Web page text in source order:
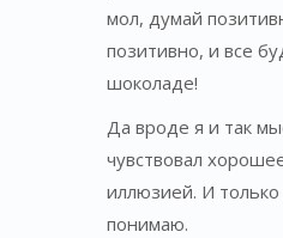
мол, думай
позитивно, и все
шоколаде!
Да вроде я и так
чувствовал
иллюзией. И только
понимаю.